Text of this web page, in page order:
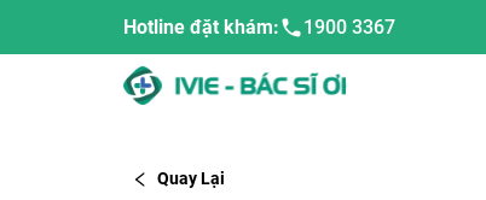
Hotline đặt khám: 1900 3367
Quay Lại